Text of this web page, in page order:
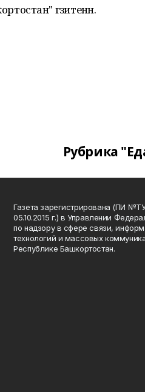
гәзитенән.
Рубрика
Газета зарегистрирована (ПИ
05.10.2015 г.) в Управлении
по надзору в сфере связи,
технологий и массовых
Республике Башкортостан.